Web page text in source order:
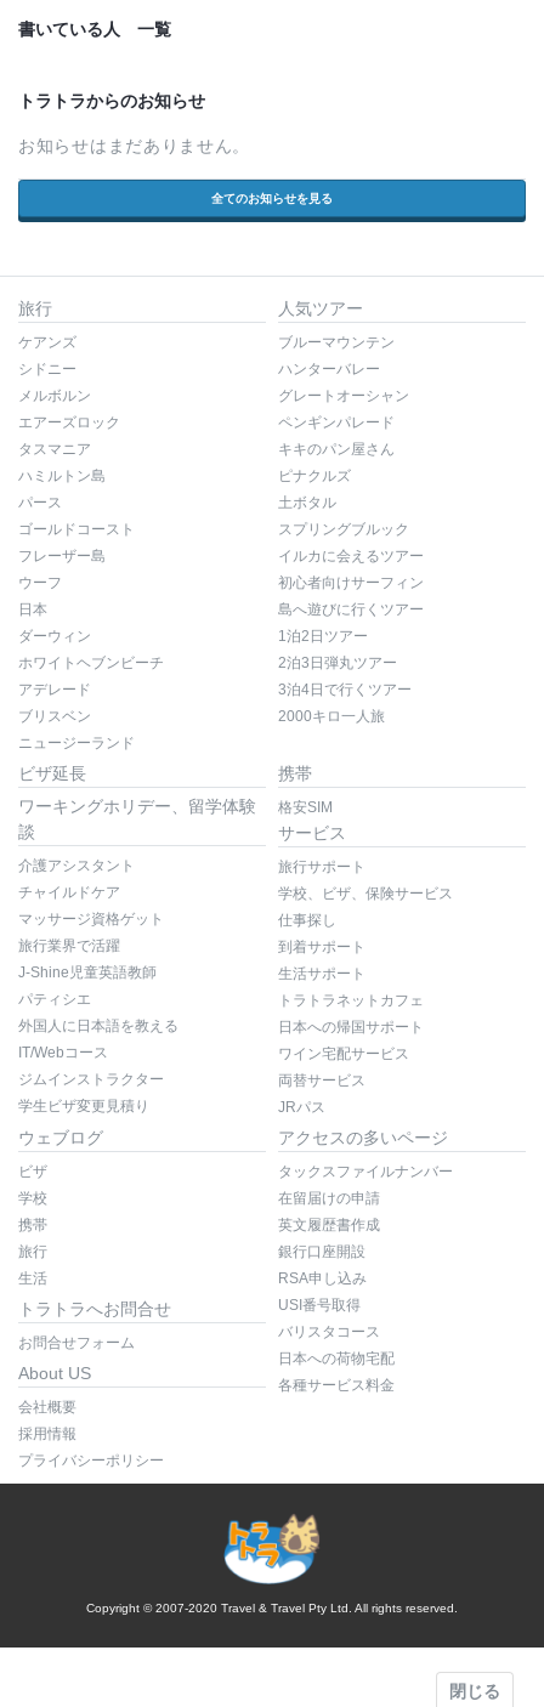
書いている人 一覧
トラトラからのお知らせ
お知らせはまだありません。
全てのお知らせを見る
旅行
ケアンズ
シドニー
メルボルン
エアーズロック
タスマニア
ハミルトン島
パース
ゴールドコースト
フレーザー島
ウーフ
日本
ダーウィン
ホワイトヘブンビーチ
アデレード
ブリスベン
ニュージーランド
人気ツアー
ブルーマウンテン
ハンターバレー
グレートオーシャン
ペンギンパレード
キキのパン屋さん
ピナクルズ
土ボタル
スプリングブルック
イルカに会えるツアー
初心者向けサーフィン
島へ遊びに行くツアー
1泊2日ツアー
2泊3日弾丸ツアー
3泊4日で行くツアー
2000キロ一人旅
ビザ延長
ワーキングホリデー、留学体験
談
介護アシスタント
チャイルドケア
マッサージ資格ゲット
旅行業界で活躍
J-Shine児童英語教師
パティシエ
外国人に日本語を教える
IT/Webコース
ジムインストラクター
学生ビザ変更見積り
携帯
格安SIM
サービス
旅行サポート
学校、ビザ、保険サービス
仕事探し
到着サポート
生活サポート
トラトラネットカフェ
日本への帰国サポート
ワイン宅配サービス
両替サービス
JRパス
ウェブログ
ビザ
学校
携帯
旅行
生活
トラトラへお問合せ
お問合せフォーム
About US
会社概要
採用情報
プライバシーポリシー
アクセスの多いページ
タックスファイルナンバー
在留届けの申請
英文履歴書作成
銀行口座開設
RSA申し込み
USI番号取得
バリスタコース
日本への荷物宅配
各種サービス料金
Copyright © 2007-2020 Travel & Travel Pty Ltd. All rights reserved.
閉じる